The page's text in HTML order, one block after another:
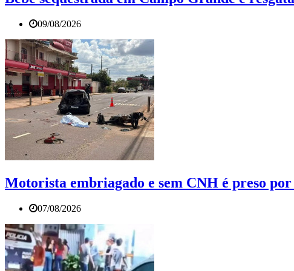
09/08/2026
Motorista embriagado e sem CNH é preso
07/08/2026